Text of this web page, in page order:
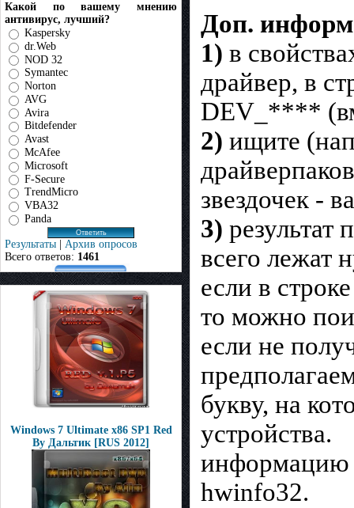
Какой по вашему мнению
антивирус, лучший?
Kaspersky
dr.Web
NOD 32
Symantec
Norton
AVG
Avira
Bitdefender
Avast
McAfee
Microsoft
F-Secure
TrendMicro
VBA32
Panda
Результаты | Архив опросов
Всего ответов: 1461
Windows 7 Ultimate x86 SP1 Red
By Дальтик [RUS 2012]
Доп.
1) в
драйвер, в
DEV_****
2) ищите
звездочек -
3) результат
всего лежат
если в
то можно
если не
букву, на
устройства.
информацию
hwinfo32.